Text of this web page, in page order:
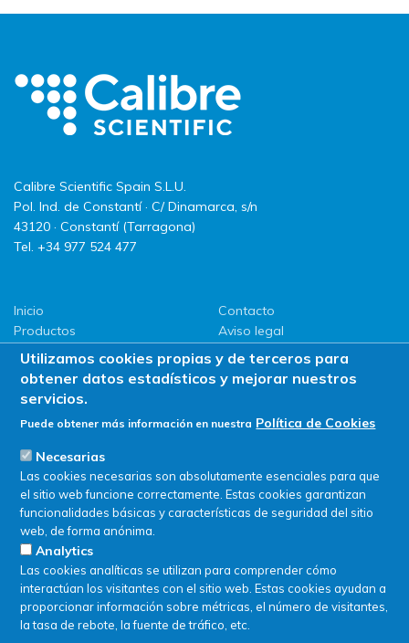
Calibre Scientific Spain S.L.U.
Pol. Ind. de Constantí · C/ Dinamarca, s/n
43120 · Constantí (Tarragona)
Tel. +34 977 524 477
Inicio
Productos
LLG
Promociones
ServiSAT
Contacto
Aviso legal
Política de privacidad
Política de Cookies
Utilizamos cookies propias y de terceros para
obtener datos estadísticos y mejorar nuestros
servicios.
Puede obtener más información en nuestra Política de Cookies
Necesarias
Las cookies necesarias son absolutamente esenciales para que
el sitio web funcione correctamente. Estas cookies garantizan
funcionalidades básicas y características de seguridad del sitio
web, de forma anónima.
Analytics
Las cookies analíticas se utilizan para comprender cómo
interactúan los visitantes con el sitio web. Estas cookies ayudan a
proporcionar información sobre métricas, el número de visitantes,
la tasa de rebote, la fuente de tráfico, etc.